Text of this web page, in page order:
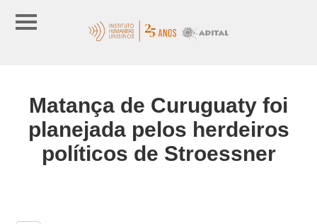
Matança de Curuguaty foi
planejada pelos herdeiros
políticos de Stroessner